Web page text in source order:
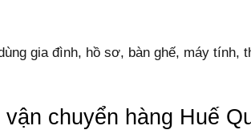
gia đình, hồ sơ, bàn ghế, máy tính,
chuyển hàng Huế